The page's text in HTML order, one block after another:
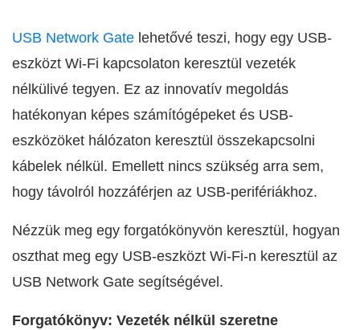
USB Network Gate lehetővé teszi, hogy egy USB-
eszközt Wi‑Fi kapcsolaton keresztül vezeték
nélkülivé tegyen. Ez az innovatív megoldás
hatékonyan képes számítógépeket és USB-
eszközöket hálózaton keresztül összekapcsolni
kábelek nélkül. Emellett nincs szükség arra sem,
hogy távolról hozzáférjen az USB-perifériákhoz.
Nézzük meg egy forgatókönyvön keresztül, hogyan
oszthat meg egy USB-eszközt Wi‑Fi-n keresztül az
USB Network Gate segítségével.
Forgatókönyv: Vezeték nélkül szeretne